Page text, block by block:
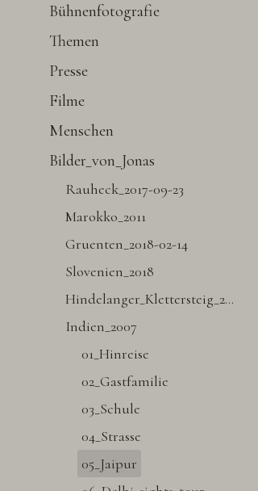
Bühnenfotografie
Themen
Presse
Filme
Menschen
Bilder_von_Jonas
Rauheck_2017-09-23
Marokko_2011
Gruenten_2018-02-14
Slovenien_2018
Hindelanger_Klettersteig_2018-0620
Indien_2007
01_Hinreise
02_Gastfamilie
03_Schule
04_Strasse
05_Jaipur